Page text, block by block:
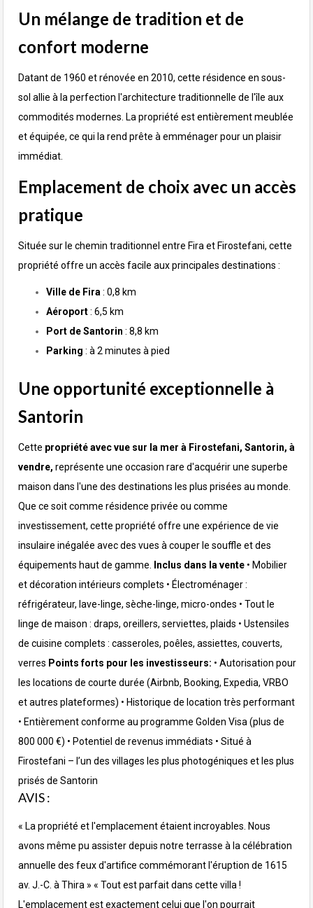
Un mélange de tradition et de
confort moderne
Datant de 1960 et rénovée en 2010, cette résidence en sous-
sol allie à la perfection l'architecture traditionnelle de l'île aux
commodités modernes. La propriété est entièrement meublée
et équipée, ce qui la rend prête à emménager pour un plaisir
immédiat.
Emplacement de choix avec un accès
pratique
Située sur le chemin traditionnel entre Fira et Firostefani, cette
propriété offre un accès facile aux principales destinations :
Ville de Fira : 0,8 km
Aéroport: 6,5 km
Port de Santorin : 8,8 km
Parking : à 2 minutes à pied
Une opportunité exceptionnelle à
Santorin
Cette propriété avec vue sur la mer à Firostefani, Santorin, à
vendre, représente une occasion rare d'acquérir une superbe
maison dans l'une des destinations les plus prisées au monde.
Que ce soit comme résidence privée ou comme
investissement, cette propriété offre une expérience de vie
insulaire inégalée avec des vues à couper le souffle et des
équipements haut de gamme.
Inclus dans la vente •⁠ ⁠Mobilier
et décoration intérieurs complets •⁠ ⁠Électroménager :
réfrigérateur, lave-linge, sèche-linge, micro-ondes •⁠ ⁠Tout le
linge de maison : draps, oreillers, serviettes, plaids •⁠ ⁠Ustensiles
de cuisine complets : casseroles, poêles, assiettes, couverts,
verres Points forts pour les investisseurs: •⁠ ⁠Autorisation pour
les locations de courte durée (Airbnb, Booking, Expedia, VRBO
et autres plateformes) •⁠ ⁠Historique de location très performant
•⁠ ⁠Entièrement conforme au programme Golden Visa (plus de
800 000 €) •⁠ ⁠Potentiel de revenus immédiats •⁠ ⁠Situé à
Firostefani – l’un des villages les plus photogéniques et les plus
prisés de Santorin
AVIS :
« La propriété et l'emplacement étaient incroyables. Nous
avons même pu assister depuis notre terrasse à la célébration
annuelle des feux d'artifice commémorant l'éruption de 1615
av. J.-C. à Thira » « Tout est parfait dans cette villa !
L'emplacement est exactement celui que l'on pourrait